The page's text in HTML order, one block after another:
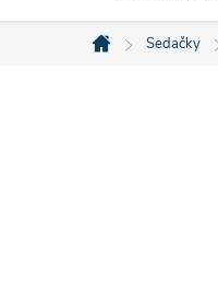
Domů
Sedačky